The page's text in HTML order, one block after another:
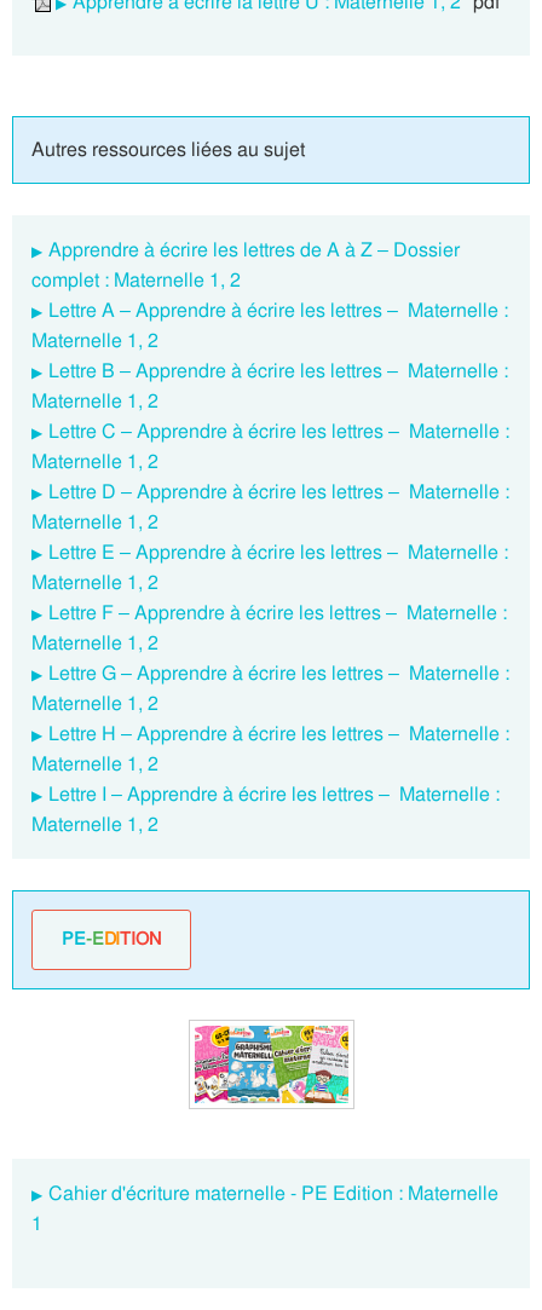
Autres ressources liées au sujet
Apprendre à écrire les lettres de A à Z – Dossier
complet : Maternelle 1, 2
Lettre A – Apprendre à écrire les lettres – Maternelle :
Maternelle 1, 2
Lettre B – Apprendre à écrire les lettres – Maternelle :
Maternelle 1, 2
Lettre C – Apprendre à écrire les lettres – Maternelle :
Maternelle 1, 2
Lettre D – Apprendre à écrire les lettres – Maternelle :
Maternelle 1, 2
Lettre E – Apprendre à écrire les lettres – Maternelle :
Maternelle 1, 2
Lettre F – Apprendre à écrire les lettres – Maternelle :
Maternelle 1, 2
Lettre G – Apprendre à écrire les lettres – Maternelle :
Maternelle 1, 2
Lettre H – Apprendre à écrire les lettres – Maternelle :
Maternelle 1, 2
Lettre I – Apprendre à écrire les lettres – Maternelle :
Maternelle 1, 2
PE-EDITION
Cahier d'écriture maternelle - PE Edition : Maternelle
1